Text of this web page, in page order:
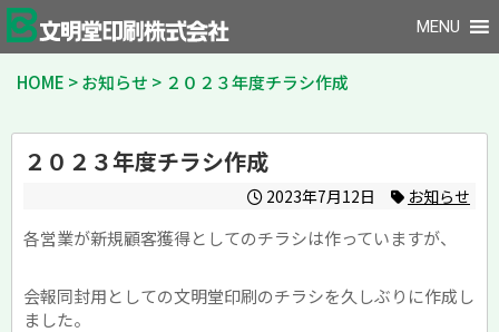
MENU
HOME >お知らせ > ２０２３年度チラシ作成
２０２３年度チラシ作成
2023年7月12日 お知らせ
各営業が新規顧客獲得としてのチラシは作っていますが、
会報同封用としての文明堂印刷のチラシを久しぶりに作成し
ました。